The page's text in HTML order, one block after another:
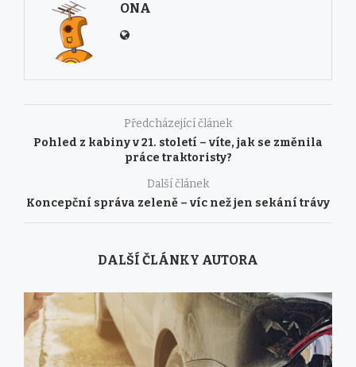
ONA
Předcházející článek
Pohled z kabiny v 21. století – víte, jak se změnila
práce traktoristy?
Další článek
Koncepční správa zeleně – víc než jen sekání trávy
DALŠÍ ČLÁNKY AUTORA